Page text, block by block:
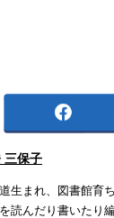
三保子
生まれ、図書館育
読んだり書いたり